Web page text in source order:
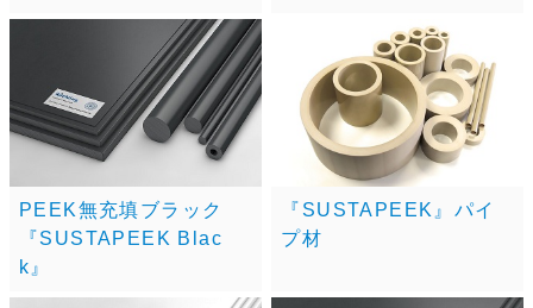
PEEK無充填ブラック
『SUSTAPEEK Blac
k』
『SUSTAPEEK』パイ
プ材